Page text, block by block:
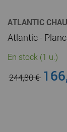
ATLANTIC
En stock (1 u.)
244,80 €